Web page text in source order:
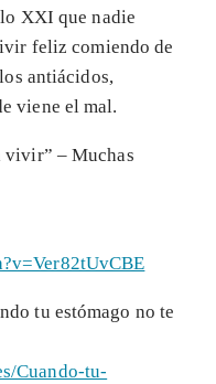
XXI que nadie
feliz comiendo de
antiácidos,
viene el mal.
vivir” – Muchas
tu estómago no te
Cuando-tu-